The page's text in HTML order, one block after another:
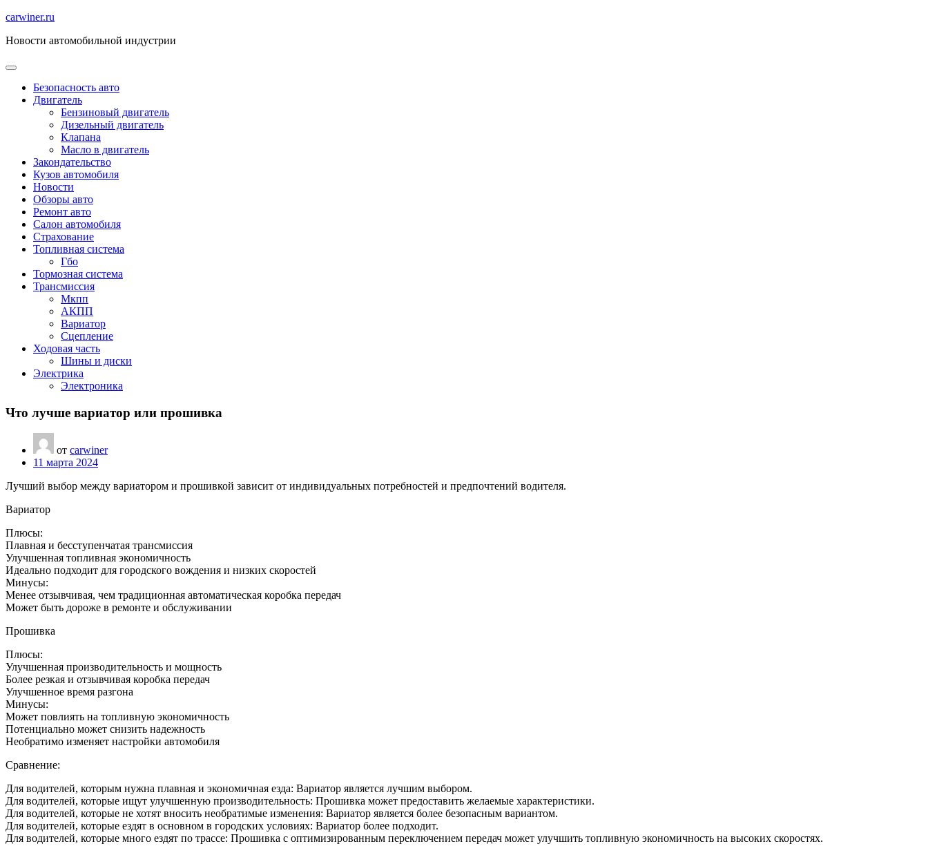
Перейти
содержимому
carwiner.ru
Новости автомобильной индустрии
Безопасность авто
Двигатель
Бензиновый двигатель
Дизельный двигатель
Клапана
Масло в двигатель
Закондательство
Кузов автомобиля
Новости
Обзоры авто
Ремонт авто
Салон автомобиля
Страхование
Топливная система
Гбо
Тормозная система
Трансмиссия
Мкпп
АКПП
Вариатор
Сцепление
Ходовая часть
Шины и диски
Электрика
Электроника
Что лучше вариатор или прошивка
от carwiner
11 марта 2024
Лучший выбор между вариатором и прошивкой зависит от индивидуальных потребностей и предпочтений водителя.
Вариатор
Плюсы:
Плавная и бесступенчатая трансмиссия
Улучшенная топливная экономичность
Идеально подходит для городского вождения и низких скоростей
Минусы:
Менее отзывчивая, чем традиционная автоматическая коробка передач
Может быть дороже в ремонте и обслуживании
Прошивка
Плюсы:
Улучшенная производительность и мощность
Более резкая и отзывчивая коробка передач
Улучшенное время разгона
Минусы:
Может повлиять на топливную экономичность
Потенциально может снизить надежность
Необратимо изменяет настройки автомобиля
Сравнение:
Для водителей, которым нужна плавная и экономичная езда: Вариатор является лучшим выбором.
Для водителей, которые ищут улучшенную производительность: Прошивка может предоставить желаемые характеристики.
Для водителей, которые не хотят вносить необратимые изменения: Вариатор является более безопасным вариантом.
Для водителей, которые ездят в основном в городских условиях: Вариатор более подходит.
Для водителей, которые много ездят по трассе: Прошивка с оптимизированным переключением передач может улучшить топливную экономичность на высоких скоростях.